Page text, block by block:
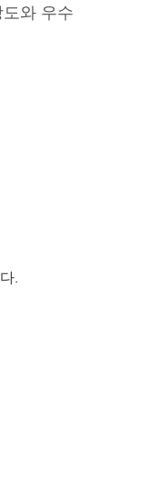
와 우수
.